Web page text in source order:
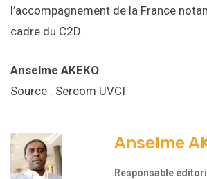
l’accompagnement de la France
cadre du C2D.
Anselme AKEKO
Source : Sercom UVCI
Anselme
Responsable